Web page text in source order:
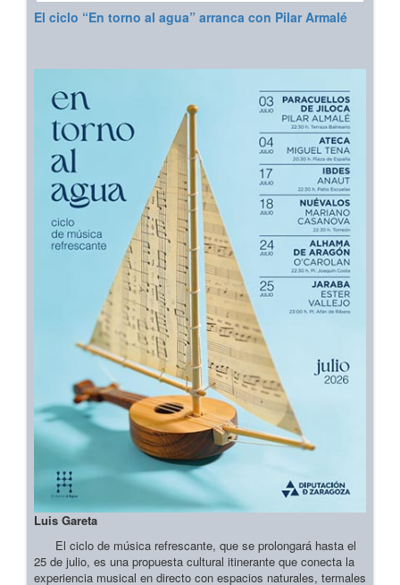
El ciclo “En torno al agua” arranca con Pilar Armalé
Luis Gareta
El ciclo de música refrescante, que se prolongará hasta el
25 de julio, es una propuesta cultural itinerante que conecta la
experiencia musical en directo con espacios naturales, termales